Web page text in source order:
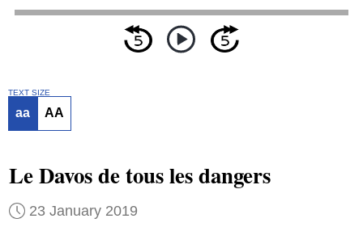
TEXT SIZE
aa AA
Le Davos de tous les dangers
23 January 2019